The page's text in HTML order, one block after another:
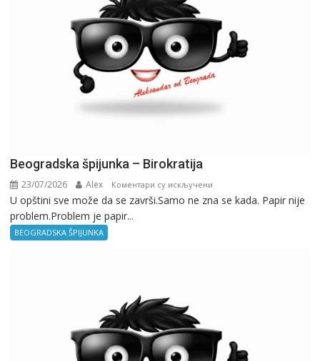
Beogradska špijunka – Birokratija
23/07/2026 Alex Коментари су искључени
Beogradska
U opštini sve može da se završi.Samo ne zna se kada. Papir nije
problem.Problem je papir...
BEOGRADSKA ŠPIJUNKA